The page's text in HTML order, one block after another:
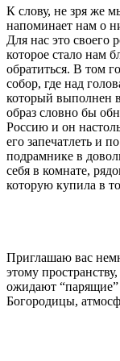
К слову, не зря же
напоминает нам о
Для нас это своего
которое стало нам
обратиться. В том
собор, где над
который выполнен
образ словно бы
Россию и он
его запечатлеть и
подрамнике в
себя в комнате,
которую купила в
Приглашаю вас
этому
ожидают “парящие”
Богородицы,